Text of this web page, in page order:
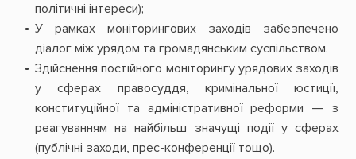
політичні інтереси);
У рамках моніторингових заходів забезпечено
діалог між урядом та громадянським суспільством.
Здійснення постійного моніторингу урядових заходів
у сферах правосуддя, кримінальної юстиції,
конституційної та адміністративної реформи — з
реагуванням на найбільш значущі події у сферах
(публічні заходи, прес-конференції тощо).